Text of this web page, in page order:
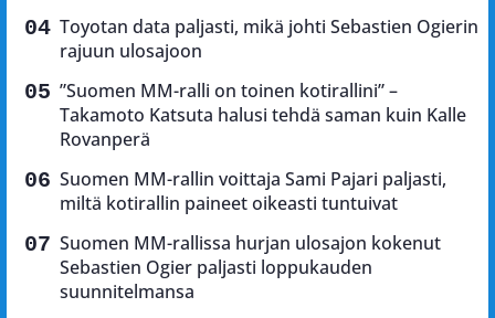
Toyotan data paljasti, mikä johti Sebastien Ogierin
rajuun ulosajoon
”Suomen MM-ralli on toinen kotirallini” –
Takamoto Katsuta halusi tehdä saman kuin Kalle
Rovanperä
Suomen MM-rallin voittaja Sami Pajari paljasti,
miltä kotirallin paineet oikeasti tuntuivat
Suomen MM-rallissa hurjan ulosajon kokenut
Sebastien Ogier paljasti loppukauden
suunnitelmansa